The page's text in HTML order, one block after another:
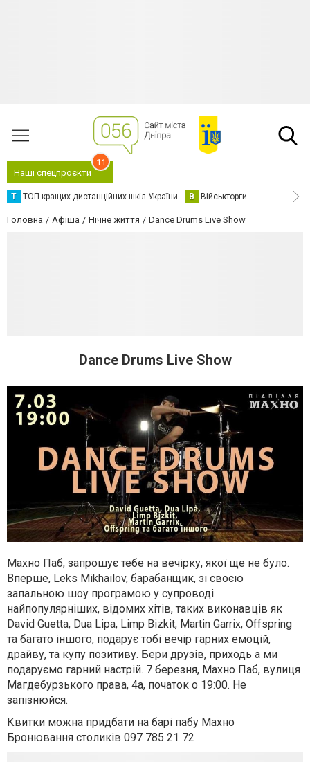
Наші спецпроєкти
11
Т ТОП кращих дистанційних шкіл України В Військторги
Головна Афіша Нічне життя Dance Drums Live Show
Dance Drums Live Show
Махно Паб, запрошує тебе на вечірку, якої ще не було.
Вперше, Leks Mikhailov, барабанщик, зі своєю
запальною шоу програмою у супроводі
найпопулярніших, відомих хітів, таких виконавців як
David Guetta, Dua Lipa, Limp Bizkit, Martin Garrix, Offspring
та багато іншого, подарує тобі вечір гарних емоцій,
драйву, та купу позитиву. Бери друзів, приходь а ми
подаруємо гарний настрій. 7 березня, Махно Паб, вулиця
Магдебурзького права, 4а, початок о 19:00. Не
запізнюйся.
Квитки можна придбати на барі пабу Махно
Бронювання столиків 097 785 21 72